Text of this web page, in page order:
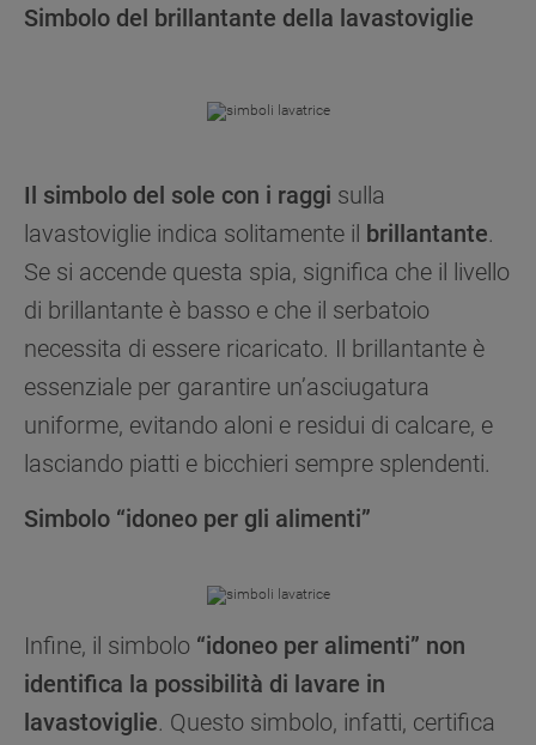
Simbolo del brillantante della lavastoviglie
Il simbolo del sole con i raggi sulla
lavastoviglie indica solitamente il brillantante.
Se si accende questa spia, significa che il livello
di brillantante è basso e che il serbatoio
necessita di essere ricaricato. Il brillantante è
essenziale per garantire un’asciugatura
uniforme, evitando aloni e residui di calcare, e
lasciando piatti e bicchieri sempre splendenti.
Simbolo “idoneo per gli alimenti”
Infine, il simbolo “idoneo per alimenti” non
identifica la possibilità di lavare in
lavastoviglie. Questo simbolo, infatti, certifica